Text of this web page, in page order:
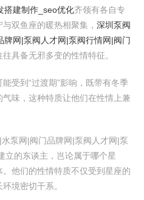
搭建制作_seo优化齐领有各自专
双鱼座的暖热相聚集， 深圳泵阀
网|泵阀人才网|泵阀行情网|阀门
具备无邪多变的性情特征。
受到“过渡期”影响，既带有冬季
味，这种特质让他们在性情上兼
泵网|阀门品牌网|泵阀人才网|泵
立的东谈主，岂论属于哪个星
他们的性情特质不仅受到星座的
境密切干系。